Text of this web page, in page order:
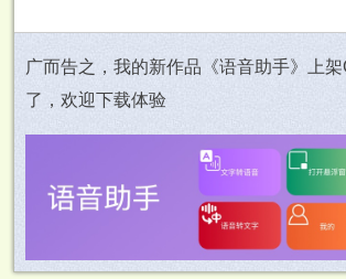
广而告之，我的新作品《语音助手》上
了，欢迎下载体验